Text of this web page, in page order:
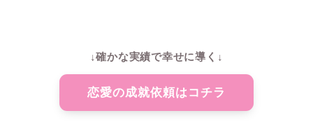
↓確かな実績で幸せに導く↓
恋愛の成就依頼はコチラ